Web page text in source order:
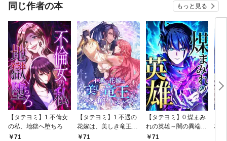
同じ作者の本 もっと見る
【タテヨミ】1.不倫女
の私、地獄へ堕ちろ
71
【タテヨミ】1.不遇の
花嫁は、美しき竜王に
奪われる
71
【タテヨミ】0.煤まみ
れの英雄～闇の異端ス
キルで世界を救う～
71
校